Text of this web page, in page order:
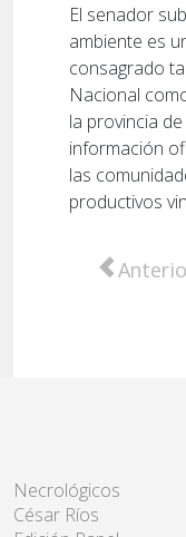
El senador
ambiente es
consagrado
Nacional
la provincia
información
las
productivos
Artículo
Necrológicos
César Ríos